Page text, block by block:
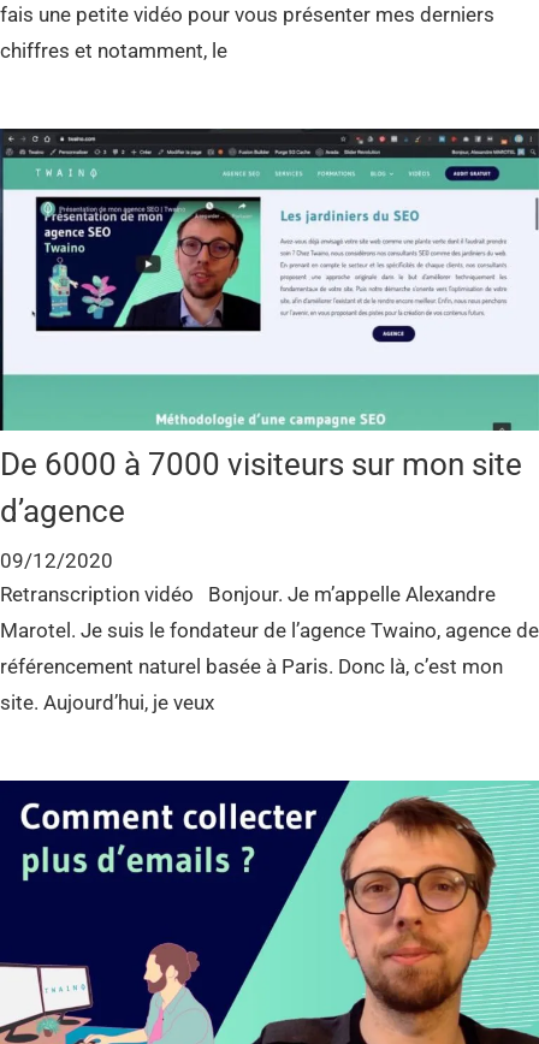
fais une petite vidéo pour vous présenter mes derniers
chiffres et notamment, le
De 6000 à 7000 visiteurs sur mon site
d’agence
09/12/2020
Retranscription vidéo Bonjour. Je m’appelle Alexandre
Marotel. Je suis le fondateur de l’agence Twaino, agence de
référencement naturel basée à Paris. Donc là, c’est mon
site. Aujourd’hui, je veux